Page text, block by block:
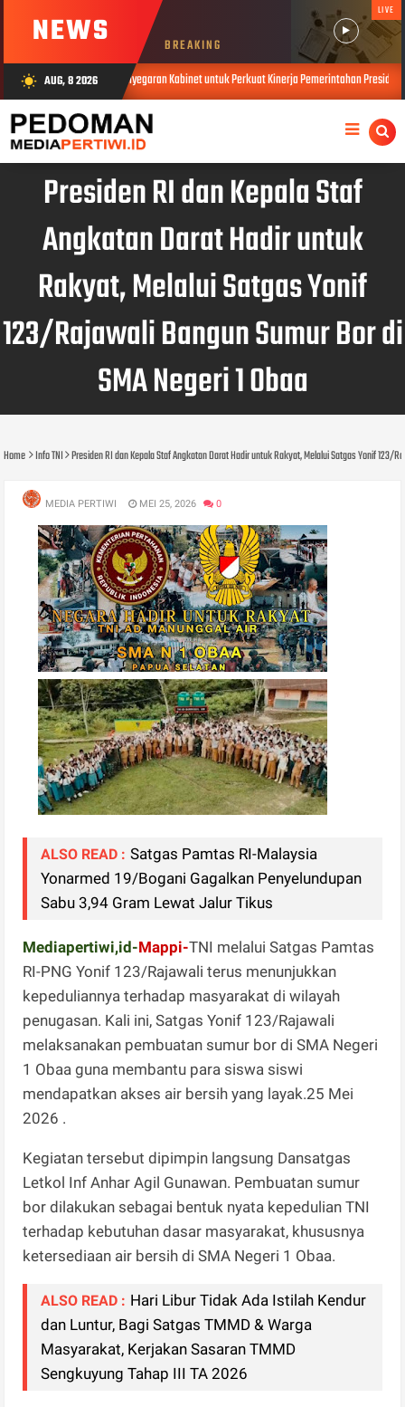
NEWS BREAKING
LIVE
wb_sunny AUG, 8 2026
Evaluasi dan Penyegaran Kabinet untuk Perkuat Kinerja Pemerintahan Presiden prabowo
Presiden RI dan Kepala Staf
Angkatan Darat Hadir untuk
Rakyat, Melalui Satgas Yonif
123/Rajawali Bangun Sumur Bor di
SMA Negeri 1 Obaa
Home Info TNI Presiden RI dan Kepala Staf Angkatan Darat Hadir untuk Rakyat, Melalui Satgas Yonif 123/
MEDIA PERTIWI MEI 25, 2026 0
ALSO READ : Satgas Pamtas RI-Malaysia
Yonarmed 19/Bogani Gagalkan Penyelundupan
Sabu 3,94 Gram Lewat Jalur Tikus
Mediapertiwi,id-Mappi-TNI melalui Satgas Pamtas
RI-PNG Yonif 123/Rajawali terus menunjukkan
kepeduliannya terhadap masyarakat di wilayah
penugasan. Kali ini, Satgas Yonif 123/Rajawali
melaksanakan pembuatan sumur bor di SMA Negeri
1 Obaa guna membantu para siswa siswi
mendapatkan akses air bersih yang layak.25 Mei
2026 .
Kegiatan tersebut dipimpin langsung Dansatgas
Letkol Inf Anhar Agil Gunawan. Pembuatan sumur
bor dilakukan sebagai bentuk nyata kepedulian TNI
terhadap kebutuhan dasar masyarakat, khususnya
ketersediaan air bersih di SMA Negeri 1 Obaa.
ALSO READ : Hari Libur Tidak Ada Istilah Kendur
dan Luntur, Bagi Satgas TMMD & Warga
Masyarakat, Kerjakan Sasaran TMMD
Sengkuyung Tahap III TA 2026